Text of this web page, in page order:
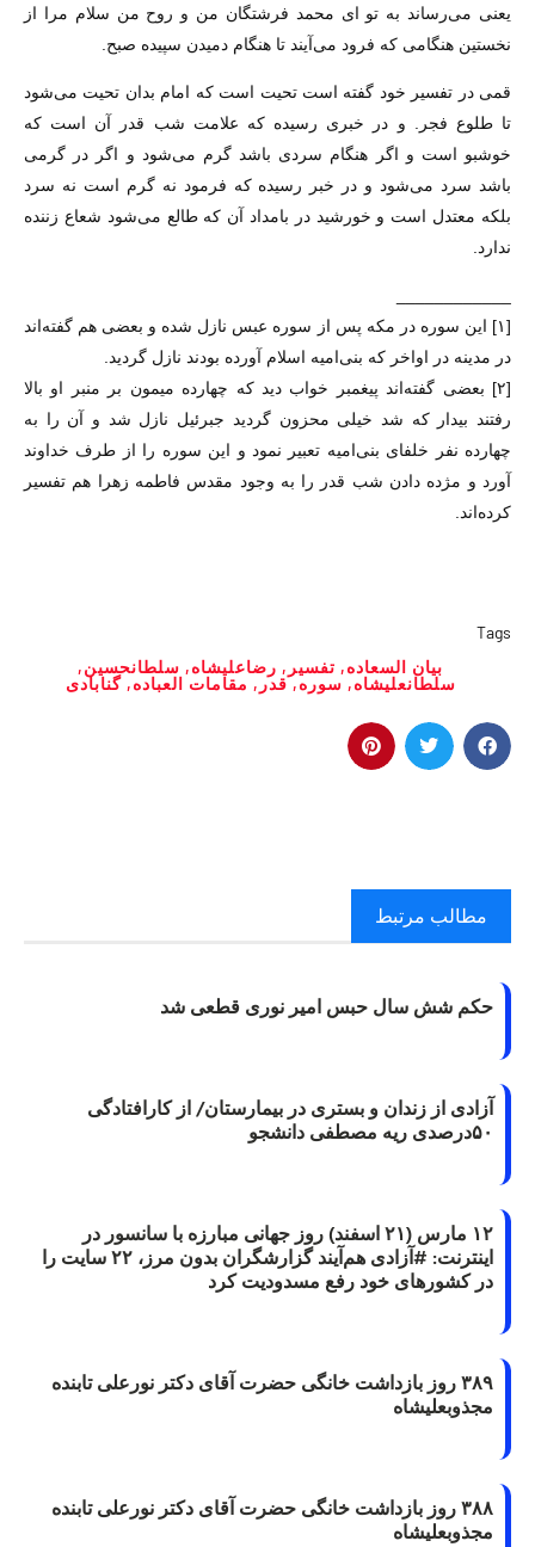
یعنی می‌رساند به تو ای محمد فرشتگان من و روح من سلام مرا از
نخستین هنگامی که فرود می‌آیند تا هنگام دمیدن سپیده صبح.
قمی در تفسیر خود گفته است تحیت است که امام بدان تحیت می‌شود
تا طلوع فجر. و در خبری رسیده که علامت شب قدر آن است که
خوشبو است و اگر هنگام سردی باشد گرم می‌شود و اگر در گرمی
باشد سرد می‌شود و در خبر رسیده که فرمود نه گرم است نه سرد
بلکه معتدل است و خورشید در بامداد آن که طالع می‌شود شعاع زننده
ندارد.
[۱] این سوره در مکه پس از سوره عبس نازل شده و بعضی هم گفته‌اند
در مدینه در اواخر که بنی‌امیه اسلام آورده بودند نازل گردید.
[۲] بعضی گفته‌اند پیغمبر خواب دید که چهارده میمون بر منبر او بالا
رفتند بیدار که شد خیلی محزون گردید جبرئیل نازل شد و آن را به
چهارده نفر خلفای بنی‌امیه تعبیر نمود و این سوره را از طرف خداوند
آورد و مژده دادن شب قدر را به وجود مقدس فاطمه زهرا هم تفسیر
کرده‌اند.
Tags
بیان السعاده, تفسیر , رضاعلیشاه, سلطانحسین,
سلطانعلیشاه, سوره,قدر , مقامات العباده,گنابادی
مطالب مرتبط
حکم شش سال حبس امیر نوری قطعی شد
آزادی از زندان و بستری در بیمارستان/ از کارافتادگی
۵۰درصدی ریه مصطفی دانشجو
۱۲ مارس (۲۱ اسفند) روز جهانی مبارزه با سانسور در
اینترنت: #آزادی هم‌آیند گزارشگران‌ بدون مرز، ۲۲ سایت را
در کشورهای خود رفع مسدودیت کرد
۳۸۹ روز بازداشت خانگی حضرت آقای دکتر نورعلی تابنده
مجذوبعلیشاه
۳۸۸ روز بازداشت خانگی حضرت آقای دکتر نورعلی تابنده
مجذوبعلیشاه